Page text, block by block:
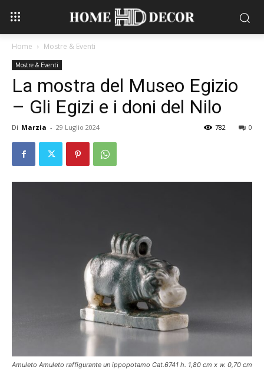
Home Mostre & Eventi
Mostre & Eventi
La mostra del Museo Egizio
– Gli Egizi e i doni del Nilo
Di Marzia - 29 Luglio 2024 0
782
Amuleto Amuleto raffigurante un ippopotamo Cat.6741 h. 1,80 cm x w. 0,70 cm